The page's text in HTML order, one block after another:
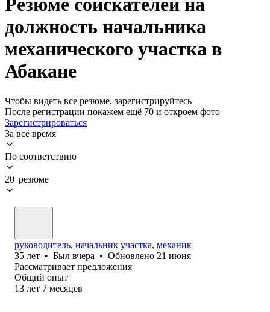
Резюме соискателей на
должность начальника
механического участка в
Абакане
Чтобы видеть все резюме, зарегистрируйтесь
После регистрации покажем ещё 70 и откроем фото
Зарегистрироваться
За всё время
По соответствию
20 резюме
руководитель, начальник участка, механик
35 лет • Был вчера • Обновлено 21 июня
Рассматривает предложения
Общий опыт
13 лет 7 месяцев